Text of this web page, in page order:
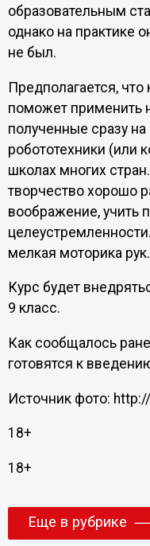
образовательным
однако на практике
не был.
Предполагается,
поможет применить
полученные сразу
робототехники (или
школах многих
творчество хорошо
воображение, учить
мелкая моторика рук.
Курс будет
9 класс.
Как сообщалось
готовятся к
Источник фото:
18+
18+
Еще в рубрике